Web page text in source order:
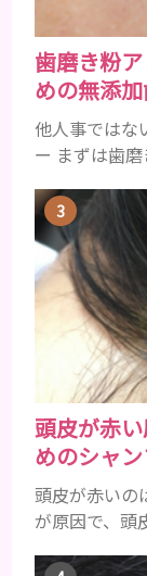
歯磨き粉
めの無添
他人事ではな
ー まずは歯
まれるアレル
普段お使いの
レルギーを
すね。 •フッ
たり、虫歯と
粉の風味や爽
頭皮が赤
めのシャ
頭皮が赤いの
が原因で、頭